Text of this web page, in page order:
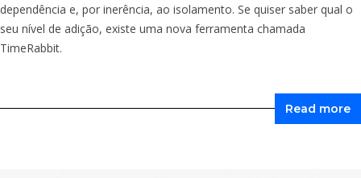
dependência e, por inerência, ao isolamento. Se quiser saber qual o
seu nível de adição, existe uma nova ferramenta chamada
TimeRabbit.
Read more